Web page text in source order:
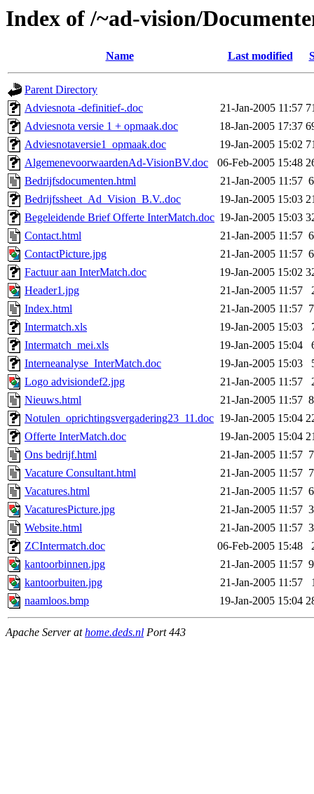
Index of /~ad-vision/
Name Last modified
Parent Directory
Adviesnota -definitief-.doc
21-Jan-2005 11:57
Adviesnota versie 1 + opmaak.doc
18-Jan-2005 17:37
Adviesnotaversie1_opmaak.doc
19-Jan-2005 15:02
AlgemenevoorwaardenAd-VisionBV.doc
06-Feb-2005 15:48
Bedrijfsdocumenten.html
21-Jan-2005 11:57
Bedrijfssheet_Ad_Vision_B.V..doc
19-Jan-2005 15:03
Begeleidende Brief Offerte InterMatch.doc 19-Jan-2005 15:03
Contact.html
21-Jan-2005 11:57
ContactPicture.jpg
21-Jan-2005 11:57
Factuur aan InterMatch.doc
19-Jan-2005 15:02
Header1.jpg
21-Jan-2005 11:57
Index.html
21-Jan-2005 11:57
Intermatch.xls
19-Jan-2005 15:03
Intermatch_mei.xls
19-Jan-2005 15:04
Interneanalyse_InterMatch.doc
19-Jan-2005 15:03
Logo advisiondef2.jpg
21-Jan-2005 11:57
Nieuws.html
21-Jan-2005 11:57
Notulen_oprichtingsvergadering23_11.doc 19-Jan-2005 15:04
Offerte InterMatch.doc
19-Jan-2005 15:04
Ons bedrijf.html
21-Jan-2005 11:57
Vacature Consultant.html
21-Jan-2005 11:57
Vacatures.html
21-Jan-2005 11:57
VacaturesPicture.jpg
21-Jan-2005 11:57
Website.html
21-Jan-2005 11:57
ZCIntermatch.doc
06-Feb-2005 15:48
kantoorbinnen.jpg
21-Jan-2005 11:57
kantoorbuiten.jpg
21-Jan-2005 11:57
naamloos.bmp
19-Jan-2005 15:04
Apache Server athome.deds.nl Port 443